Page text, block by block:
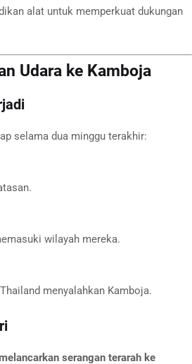
alat untuk memperkuat dukungan
Udara ke Kamboja
selama dua minggu terakhir:
wilayah mereka.
menyalahkan Kamboja.
serangan terarah ke